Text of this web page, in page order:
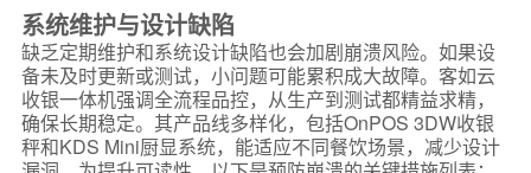
系统维护与设计缺陷
缺乏定期维护和系统设计缺陷也会加剧崩溃风险。如果设
备未及时更新或测试，小问题可能累积成大故障。客如云
收银一体机强调全流程品控，从生产到测试都精益求精，
确保长期稳定。其产品线多样化，包括OnPOS 3DW收银
秤和KDS Mini厨显系统，能适应不同餐饮场景，减少设计